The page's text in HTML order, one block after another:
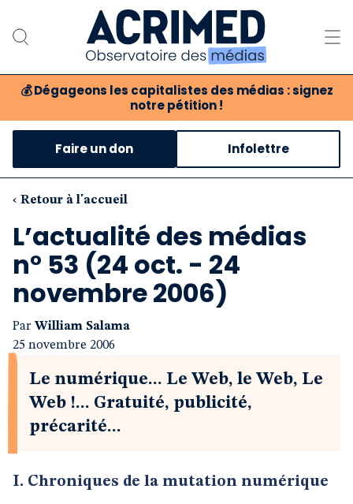
💰 Dégageons les capitalistes des médias : signez
notre pétition !
Notre association
Notre critique des médias
Nos propositions
Notre revue
Boutique
Faire un don Infolettre
‹ Retour à l'accueil
L’actualité des médias
n° 53 (24 oct. - 24
novembre 2006)
Par William Salama
25 novembre 2006
Le numérique... Le Web, le Web, Le
Web !... Gratuité, publicité,
précarité...
I. Chroniques de la mutation numérique